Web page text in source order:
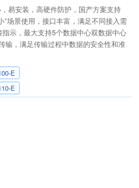
易安装，高硬件防护，国产方案支持
”场景使用，接口丰富，满足不同接入需
示，最大支持5个数据中心双数据中心
输，满足传输过程中数据的安全性和准
E
E